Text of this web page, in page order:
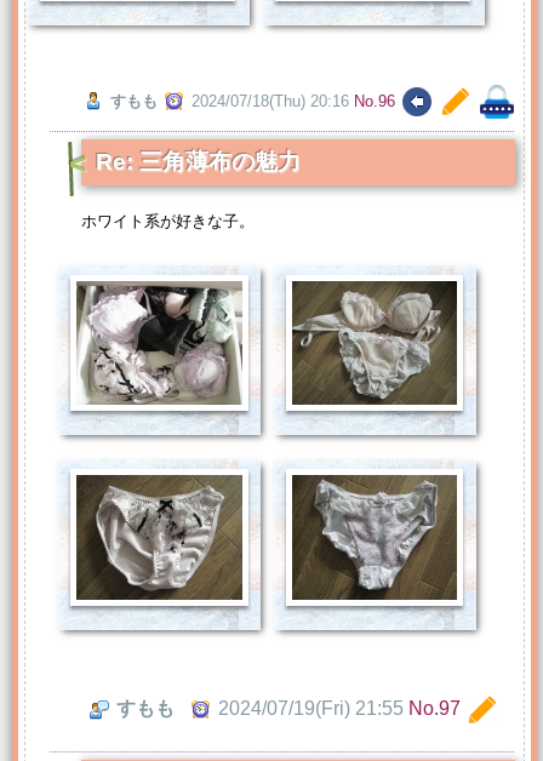
すもも 2024/07/18(Thu) 20:16 No.96
Re: 三角薄布の魅力
ホワイト系が好きな子。
すもも 2024/07/19(Fri) 21:55 No.97